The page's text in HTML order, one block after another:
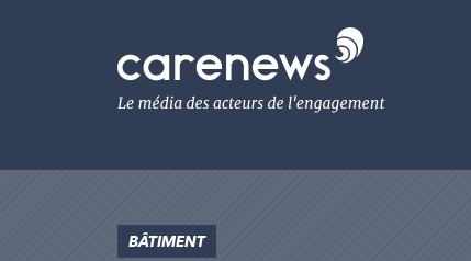
Le
média
de
BÂTIMENT